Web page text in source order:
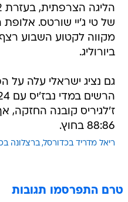
של טי ג'יי שורטס.
מקווה לקטוע השבוע
ביורוליג.
גם נציג ישראלי עלה על
ז'לגיריס קובנה החזקה,
88:86 בחוץ.
ריאל מדריד בכדורסל ברצלונה
טרם התפרסמו תגובות